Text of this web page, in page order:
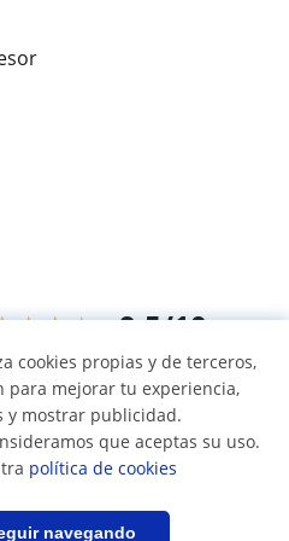
9,5/10
de alumnos
particulares
cookies propias y de terceros,
para mejorar tu experiencia,
y mostrar publicidad.
que aceptas su uso.
política de cookies
navegando